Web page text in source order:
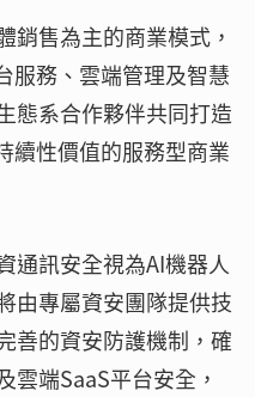
銷售為主的商業模式，
服務、雲端管理及智慧
態系合作夥伴共同打造
續性價值的服務型商業
通訊安全視為AI機器人
由專屬資安團隊提供技
善的資安防護機制，確
雲端SaaS平台安全，